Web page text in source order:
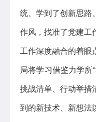
统、学到了创新思路
作风，找准了党建工
工作深度融合的着眼
局将学习借鉴力学所
挑战清单、行动举措
到的新技术、新想法